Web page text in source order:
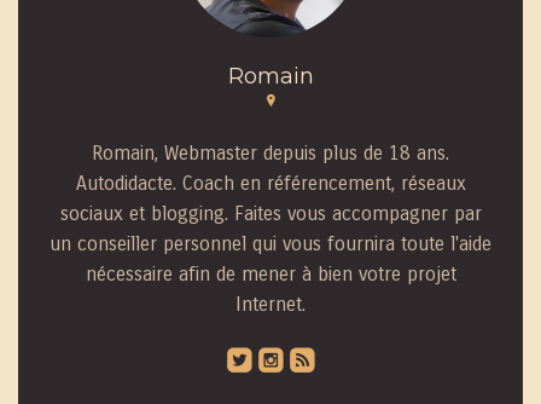
Romain
Romain, Webmaster depuis plus de 18 ans.
Autodidacte. Coach en référencement, réseaux
sociaux et blogging. Faites vous accompagner par
un conseiller personnel qui vous fournira toute l'aide
nécessaire afin de mener à bien votre projet
Internet.
roundedtwitterbird roundedinstagram roundedblip